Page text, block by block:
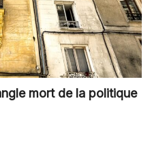
mort de la politique